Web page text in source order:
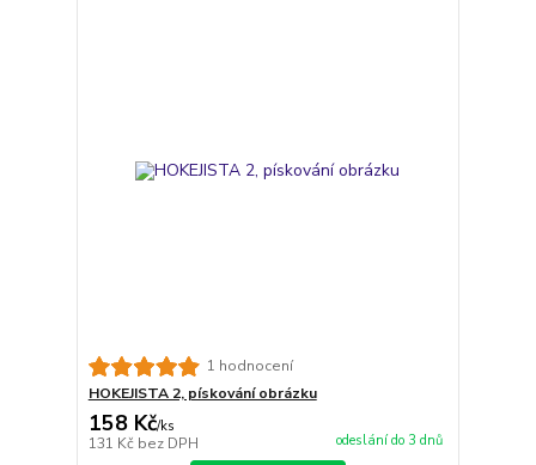
1 hodnocení
HOKEJISTA 2, pískování obrázku
158 Kč/ks
131 Kč bez DPH odeslání do 3 dnů